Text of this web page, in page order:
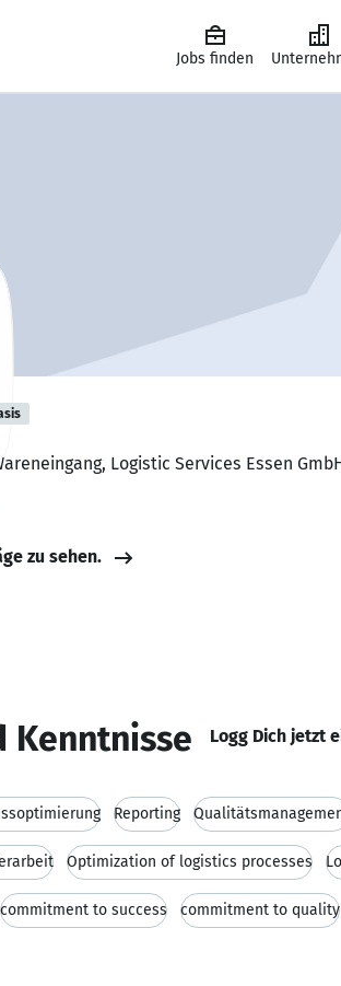
Jobs finden
Logistic Services Essen
zu sehen.
Kenntnisse Logg Dich jetzt
Reporting
Optimization of logistics processes
commitment to success commitment to quality